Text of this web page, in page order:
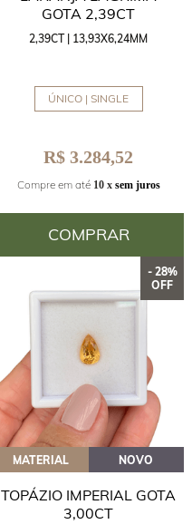
GOTA 2,39CT
2,39CT | 13,93X6,24MM
ÚNICO | SINGLE
R$ 3.284,52
Compre em até 10 x sem juros
COMPRAR
- 28%
OFF
MATERIAL NOVO
TOPÁZIO IMPERIAL GOTA
3,00CT